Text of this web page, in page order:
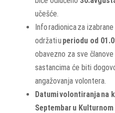
učešće.
Info radionica za
održati u periodu od
obavezno za sve
sastancima će biti
angažovanja volontera.
Datumi volontiranja na
Septembar u Kulturnom